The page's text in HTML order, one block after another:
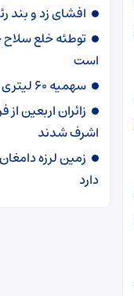
افشای زد و بند
توطئه خلع
است
سهمیه ۶۰ لیتری بنزین۱۵۰۰ تومانی ادامه دارد
زائران اربعین
اشرف شدند
زمین لرزه
دارد